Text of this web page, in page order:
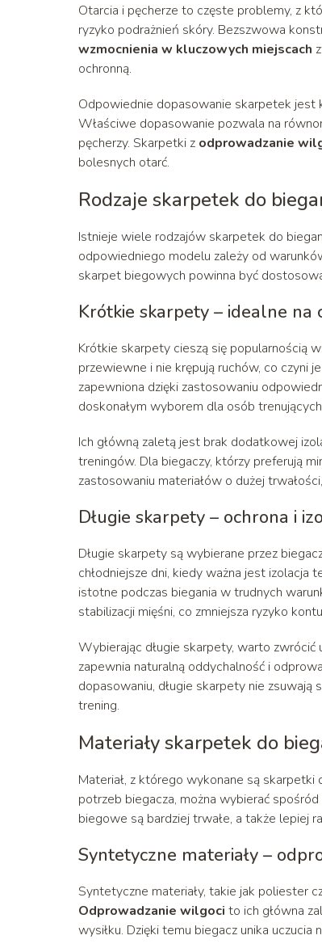
Otarcia i pęcherze to częste problemy, z
ryzyko podrażnień skóry. Bezszwowa
wzmocnienia w kluczowych miejscach
ochronną.
Odpowiednie dopasowanie skarpetek jest
Właściwe dopasowanie pozwala na
pęcherzy. Skarpetki z odprowadzanie
bolesnych otarć.
Rodzaje skarpetek do
Istnieje wiele rodzajów skarpetek do
odpowiedniego modelu zależy od
skarpet biegowych powinna być
Krótkie skarpety – idealne na
Krótkie skarpety cieszą się popularnością
przewiewne i nie krępują ruchów, co czyni
zapewniona dzięki zastosowaniu
doskonałym wyborem dla osób
Ich główną zaletą jest brak dodatkowej
treningów. Dla biegaczy, którzy preferują
zastosowaniu materiałów o dużej
Długie skarpety – ochrona i
Długie skarpety są wybierane przez
chłodniejsze dni, kiedy ważna jest izolacja
istotne podczas biegania w trudnych
stabilizacji mięśni, co zmniejsza ryzyko
Wybierając długie skarpety, warto zwrócić
zapewnia naturalną oddychalność i
dopasowaniu, długie skarpety nie
trening.
Materiały skarpetek do
Materiał, z którego wykonane są skarpetki
potrzeb biegacza, można wybierać
biegowe są bardziej trwałe, a także lepiej
Syntetyczne materiały –
Syntetyczne materiały, takie jak poliester
Odprowadzanie wilgoci to ich główna
wysiłku. Dzięki temu biegacz unika